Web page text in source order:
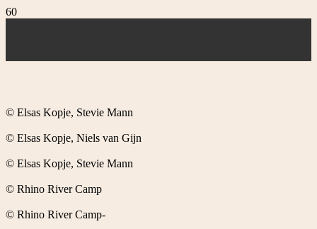
© Elsas Kopje, Stevie Mann
© Elsas Kopje, Niels van Gijn
© Elsas Kopje, Stevie Mann
© Rhino River Camp
© Rhino River Camp-